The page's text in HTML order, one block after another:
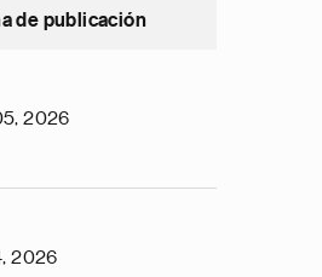
de publicación
2026
2026